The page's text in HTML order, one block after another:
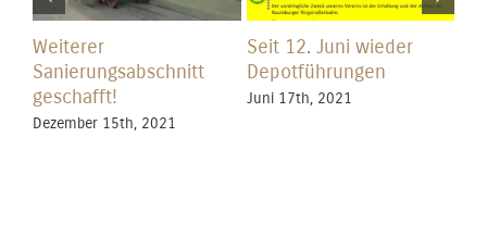
Weiterer
Sanierungsabschnitt
geschafft!
Dezember 15th, 2021
Seit 12. Juni wieder
Depotführungen
Juni 17th, 2021